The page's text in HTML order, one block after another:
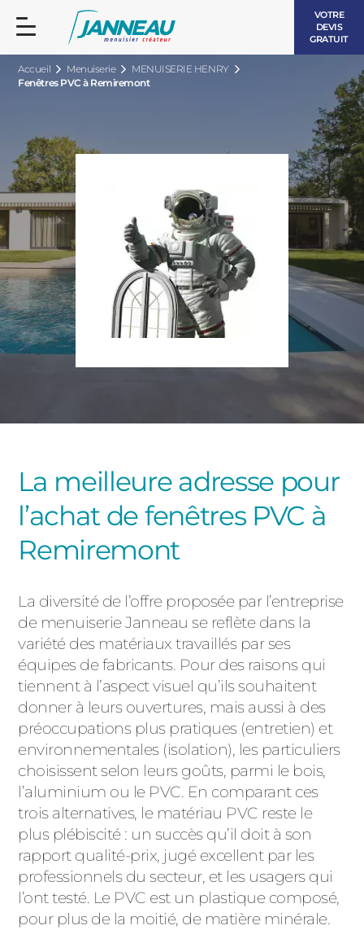
VOTRE
DEVIS
GRATUIT
Accueil Menuiserie
MENUISERIE HENRY
Fenêtres PVC à Remiremont
La meilleure adresse pour
l’achat de fenêtres PVC à
Remiremont
La diversité de l’offre proposée par l’entreprise
de menuiserie Janneau se reflète dans la
variété des matériaux travaillés par ses
équipes de fabricants. Pour des raisons qui
tiennent à l’aspect visuel qu’ils souhaitent
donner à leurs ouvertures, mais aussi à des
préoccupations plus pratiques (entretien) et
environnementales (isolation), les particuliers
choisissent selon leurs goûts, parmi le bois,
l’aluminium ou le PVC. En comparant ces
trois alternatives, le matériau PVC reste le
plus plébiscité : un succès qu’il doit à son
rapport qualité-prix, jugé excellent par les
professionnels du secteur, et les usagers qui
l’ont testé. Le PVC est un plastique composé,
pour plus de la moitié, de matière minérale.
FENÊTRES ET PORTES-FENÊTRES
BOIS
ALUMINIUM
ACIER
BAIES VITRÉES
PORTES D’ENTRÉE
LES CONTEMPORAINES
LES INTEMPORELLES
LES LUMINEUSES
VOLETS ROULANTS
PERGOLAS
CARPORTS
CLÔTURES